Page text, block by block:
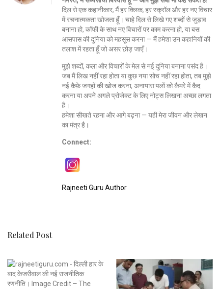
दिल से एक कहानीकार, मैं हर क्लिक, हर स्क्रॉल और हर नए विचार
में रचनात्मकता खोजता हूँ। चाहे दिल से लिखे गए शब्दों से जुड़ाव
बनाना हो, कॉफी के साथ नए विचारों पर काम करना हो, या बस
आसपास की दुनिया को महसूस करना — मैं हमेशा उन कहानियों की
तलाश में रहता हूँ जो असर छोड़ जाएँ।
मुझे शब्दों, कला और विचारों के मेल से नई दुनिया बनाना पसंद है।
जब मैं लिख नहीं रहा होता या कुछ नया सोच नहीं रहा होता, तब मुझे
नई कैफ़े जगहों की खोज करना, अनायास पलों को कैमरे में कैद
करना या अपने अगले प्रोजेक्ट के लिए नोट्स लिखना अच्छा लगता
है।
हमेशा सीखते रहना और आगे बढ़ना — यही मेरा जीवन और लेखन
का मंत्र है।
Connect:
Rajneeti Guru Author
Related Post